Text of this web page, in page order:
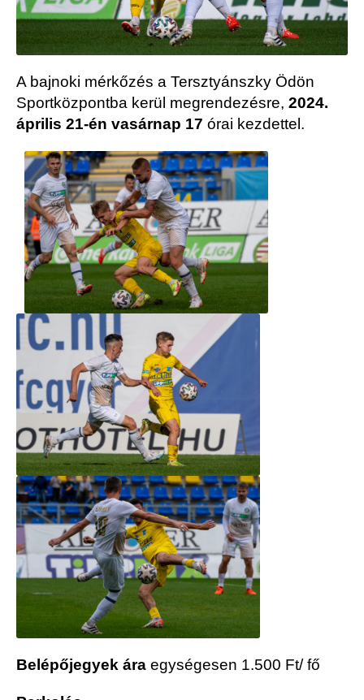
A bajnoki mérkőzés a Tersztyánszky Ödön
Sportközpontba kerül megrendezésre, 2024.
április 21-én vasárnap 17 órai kezdettel.
Belépőjegyek ára egységesen 1.500 Ft/ fő